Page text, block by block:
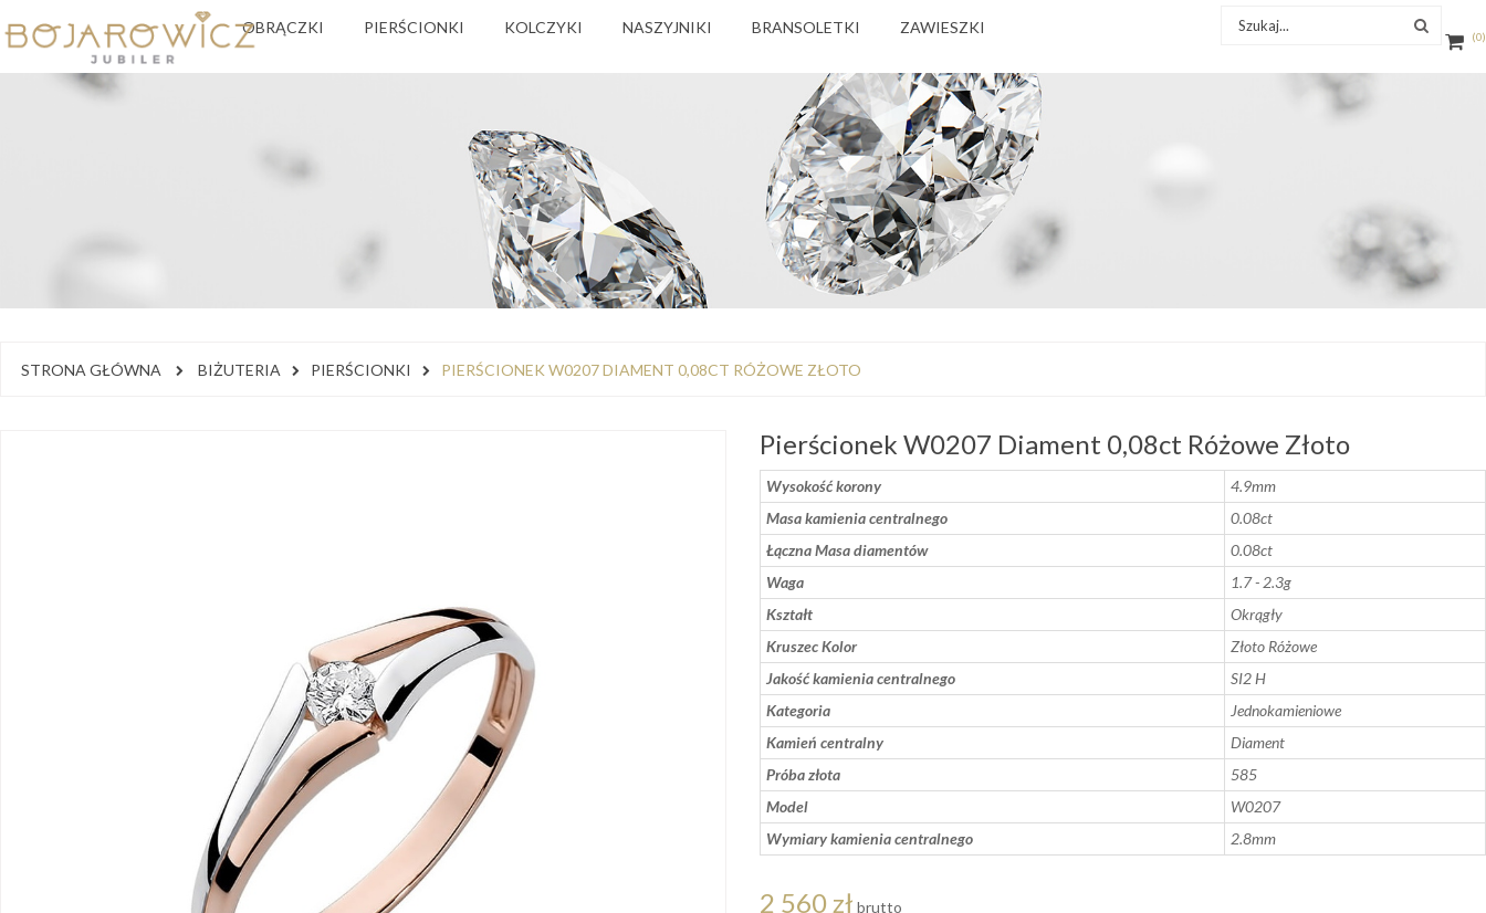
0
OBRĄCZKI PIERŚCIONKI KOLCZYKI NASZYJNIKI BRANSOLETKI ZAWIESZKI
STRONA GŁÓWNA BIŻUTERIA PIERŚCIONKI PIERŚCIONEK W0207 DIAMENT 0,08CT RÓŻOWE ZŁOTO
Pierścionek W0207 Diament 0,08ct Różowe Złoto
Wysokość korony
4.9mm
Masa kamienia centralnego
0.08ct
Łączna Masa diamentów
0.08ct
Waga
1.7 - 2.3g
Kształt
Okrągły
Kruszec Kolor
Złoto Różowe
Jakość kamienia centralnego
SI2 H
Kategoria
Jednokamieniowe
Kamień centralny
Diament
Próba złota
585
Model
W0207
Wymiary kamienia centralnego
2.8mm
2 560 zł brutto